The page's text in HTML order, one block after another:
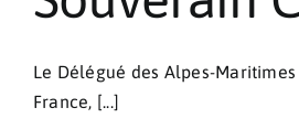
Le Délégué des Alpes-
France, [...]